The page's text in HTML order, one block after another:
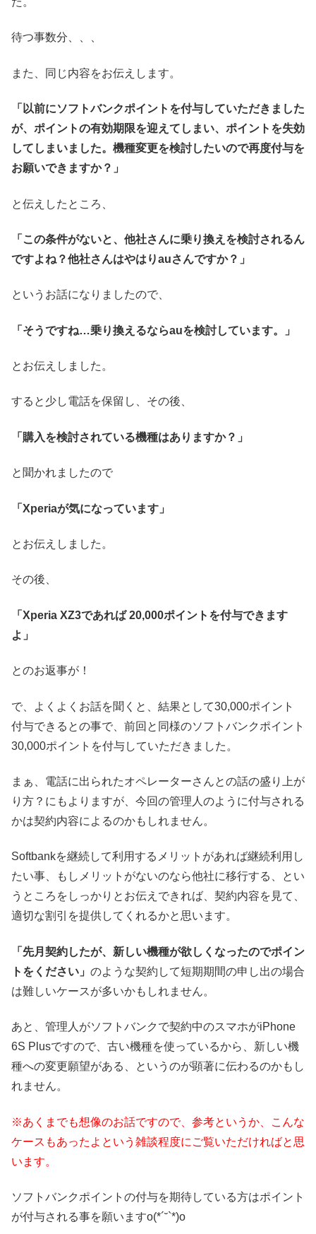
待つ事数分、、、
また、同じ内容をお伝えします。
「以前にソフトバンクポイントを付与していただきました
が、ポイントの有効期限を迎えてしまい、ポイントを失効
してしまいました。機種変更を検討したいので再度付与を
お願いできますか？」
と伝えしたところ、
「この条件がないと、他社さんに乗り換えを検討されるん
ですよね？他社さんはやはりauさんですか？」
というお話になりましたので、
「そうですね…乗り換えるならauを検討しています。」
とお伝えしました。
すると少し電話を保留し、その後、
「購入を検討されている機種はありますか？」
と聞かれましたので
「Xperiaが気になっています」
とお伝えしました。
その後、
「Xperia XZ3であれば 20,000ポイントを付与できます
よ」
とのお返事が！
で、よくよくお話を聞くと、結果として30,000ポイント
付与できるとの事で、前回と同様のソフトバンクポイント
30,000ポイントを付与していただきました。
まぁ、電話に出られたオペレーターさんとの話の盛り上が
り方？にもよりますが、今回の管理人のように付与される
かは契約内容によるのかもしれません。
Softbankを継続して利用するメリットがあれば継続利用し
たい事、もしメリットがないのなら他社に移行する、とい
うところをしっかりとお伝えできれば、契約内容を見て、
適切な割引を提供してくれるかと思います。
「先月契約したが、新しい機種が欲しくなったのでポイン
トをください」 のような契約して短期期間の申し出の場合
は難しいケースが多いかもしれません。
あと、管理人がソフトバンクで契約中のスマホがiPhone
6S Plusですので、古い機種を使っているから、新しい機
種への変更願望がある、というのが顕著に伝わるのかもし
れません。
※あくまでも想像のお話ですので、参考というか、こんな
ケースもあったよという雑談程度にご覧いただければと思
います。
ソフトバンクポイントの付与を期待している方はポイント
が付与される事を願いますο(*´˘`*)ο